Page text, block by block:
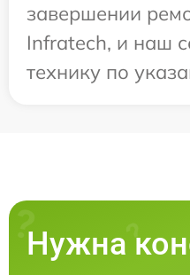
завершении
Infratech, и наш
технику по
Нужна